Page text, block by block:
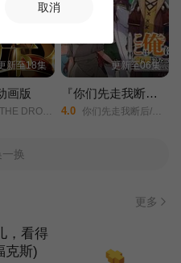
新至18集
画版
GOD/Kami no Shizuku/
更新至06集
『你们先走我断后』，于是10年后我成为了传说
4.0 你们先走我断后/说这边交给我你们先走以后十年过去成了传说。/I Became a Legend after My 10 Year-Long Last Stand/
换
更多
，看得
克斯)
取消